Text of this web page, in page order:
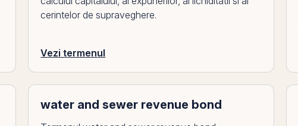
cerintelor de supraveghere.
Vezi termenul
water and sewer revenue bond